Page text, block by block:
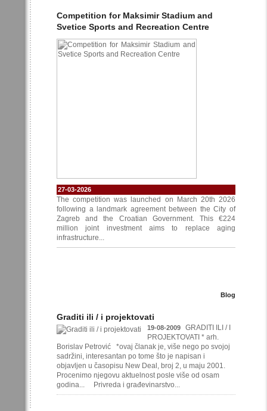
Competition for Maksimir Stadium and
Svetice Sports and Recreation Centre
27-03-2026
The competition was launched on March 20th 2026
following a landmark agreement between the City of
Zagreb and the Croatian Government. This €224
million joint investment aims to replace aging
infrastructure...
Blog
Graditi ili / i projektovati
19-08-2009
GRADITI ILI / I
PROJEKTOVATI * arh.
Borislav Petrović *ovaj članak je, više nego po svojoj
sadržini, interesantan po tome što je napisan i
objavljen u časopisu New Deal, broj 2, u maju 2001.
Procenimo njegovu aktuelnost posle više od osam
godina... Privreda i građevinarstvo...